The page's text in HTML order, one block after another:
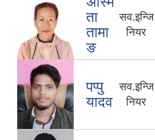
ता
तामा
ङ
सव.इन्जि
नियर
पप्पु
यादव
सव.इन्जि
नियर